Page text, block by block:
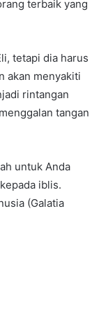
terbaik yang
tetapi dia harus
akan menyakiti
rintangan
tangan
untuk Anda
iblis.
(Galatia